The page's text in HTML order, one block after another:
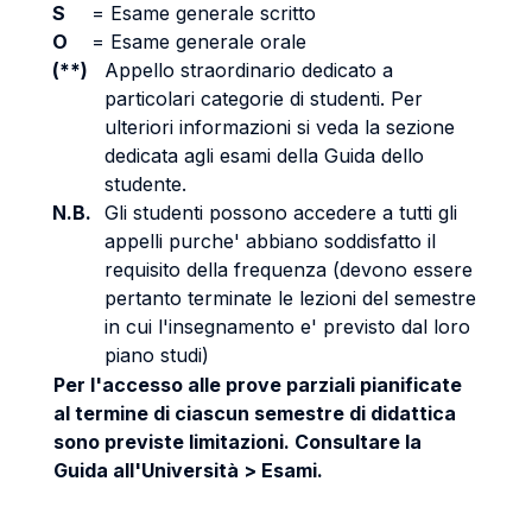
S = Esame generale scritto
O
= Esame generale orale
(**)
Appello straordinario dedicato a
particolari categorie di studenti. Per
ulteriori informazioni si veda la sezione
dedicata agli esami della Guida dello
studente.
N.B. Gli studenti possono accedere a tutti gli
appelli purche' abbiano soddisfatto il
requisito della frequenza (devono essere
pertanto terminate le lezioni del semestre
in cui l'insegnamento e' previsto dal loro
piano studi)
Per l'accesso alle prove parziali pianificate
al termine di ciascun semestre di didattica
sono previste limitazioni. Consultare la
Guida all'Università > Esami.